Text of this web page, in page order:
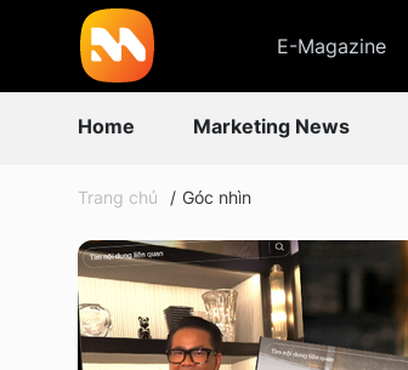
E-Magazine
Home Marketing News
Trang chủ Góc nhìn